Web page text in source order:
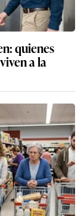
quienes
a la